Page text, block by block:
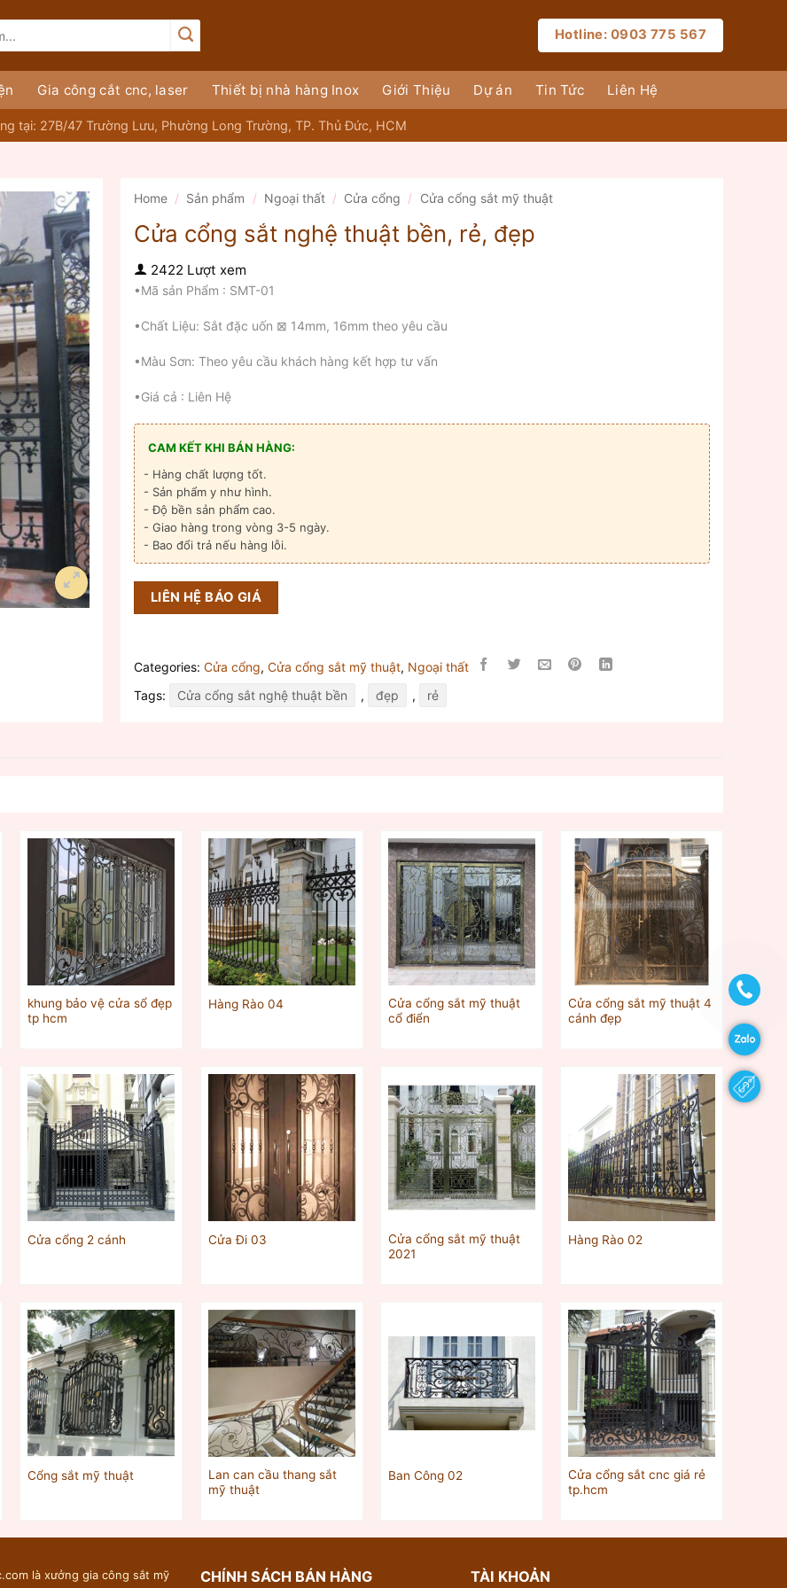
Hotline: 0903 775 567
Gia công cắt cnc, laser Thiết bị nhà hàng Inox Giới Thiệu Dự án Tin Tức Liên Hệ
tại: 27B/47 Trường Lưu, Phường Long Trường, TP. Thủ Đức, HCM
Home / Sản phẩm / Ngoại thất / Cửa cổng / Cửa cổng sắt mỹ thuật
Cửa cổng sắt nghệ thuật bền, rẻ, đẹp
2422 Lượt xem
•Mã sản Phẩm : SMT-01
•Chất Liệu: Sắt đặc uốn ⊠ 14mm, 16mm theo yêu cầu
•Màu Sơn: Theo yêu cầu khách hàng kết hợp tư vấn
•Giá cả : Liên Hệ
CAM KẾT KHI BÁN HÀNG:
- Hàng chất lượng tốt.
- Sản phẩm y như hình.
- Độ bền sản phẩm cao.
- Giao hàng trong vòng 3-5 ngày.
- Bao đổi trả nếu hàng lỗi.
LIÊN HỆ BÁO GIÁ
Categories: Cửa cổng, Cửa cổng sắt mỹ thuật, Ngoại thất
Tags:
Cửa cổng sắt nghệ thuật bền , đẹp , rẻ
khung bảo vệ cửa sổ đẹp
tp hcm
Hàng Rào 04
Cửa cổng sắt mỹ thuật
cổ điển
Cửa cổng sắt mỹ thuật 4
cánh đẹp
Cửa cổng 2 cánh Cửa Đi 03
Cửa cổng sắt mỹ thuật
2021
Hàng Rào 02
Cổng sắt mỹ thuật
Lan can cầu thang sắt
mỹ thuật
Ban Công 02
Cửa cổng sắt cnc giá rẻ
tp.hcm
là xưởng gia công sắt mỹ CHÍNH SÁCH BÁN HÀNG TÀI KHOẢN